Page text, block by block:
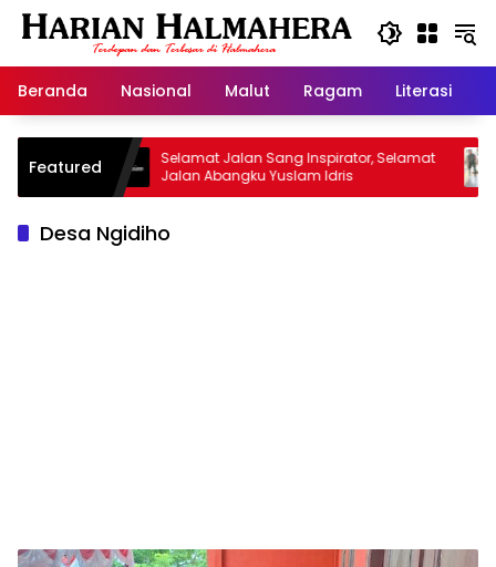
Langsung
Beranda
Nasional Malut Ragam Literasi
Featured Selamat Jalan Sang Inspirator, Selamat
Jalan Abangku Yuslam Idris
Desa Ngidiho